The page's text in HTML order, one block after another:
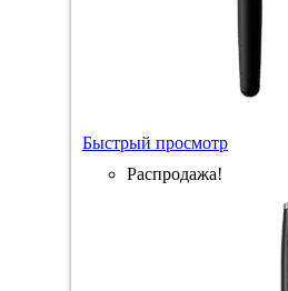
Быстрый просмотр
Распродажа!